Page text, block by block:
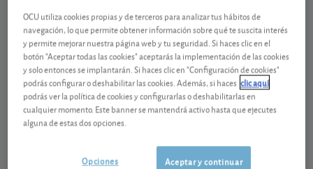
Aportación adicional
El límite total de aportaciones personales por un
mismo contribuyente a planes de pensiones
(asociados, individuales, de empleo) y a planes de
previsión asegurados (PPA) en 2023 para el territorio
común y Navarra (es decir, exceptuando el País
Vasco), sigue siendo de 1.500 euros.
OCU utiliza cookies propias y de terceros para analizar tus hábitos de
navegación, lo que permite obtener información sobre qué te suscita interés
y permite mejorar nuestra página web y tu seguridad. Si haces clic en el
botón "Aceptar todas las cookies" aceptarás la implementación de las cookies
y solo entonces se implantarán. Si haces clic en "Configuración de cookies"
podrás configurar o deshabilitar las cookies. Además, si haces clic aquí
podrás ver la política de cookies y configurarlas o deshabilitarlas en
cualquier momento. Este banner se mantendrá activo hasta que ejecutes
alguna de estas dos opciones.
Aceptar y continuar
Opciones